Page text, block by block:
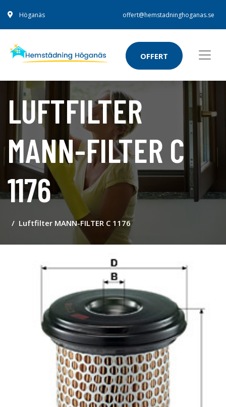
Höganäs offert@hemstadninghoganas.se
OFFERT
LUFTFILTER
MANN-FILTER C
1176
Luftfilter MANN-FILTER C 1176